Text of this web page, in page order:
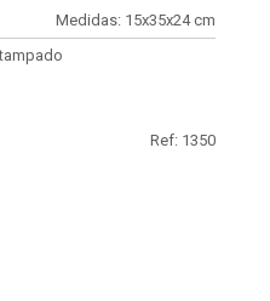
Medidas: 15x35x24 cm
Ref: 1350